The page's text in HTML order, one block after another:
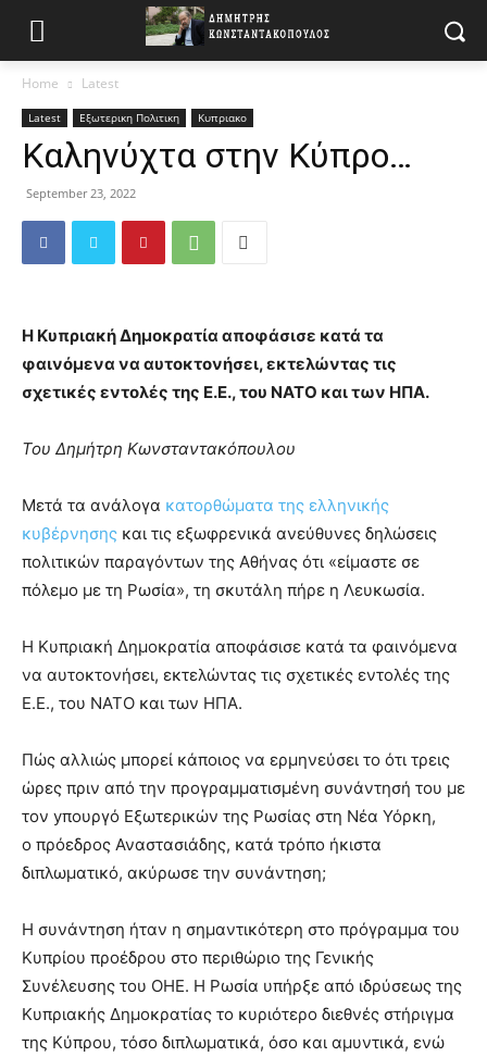
Home Latest
Latest Εξωτερικη Πολιτικη Κυπριακο
Καληνύχτα στην Κύπρο…
September 23, 2022
Η Κυπριακή Δημοκρατία αποφάσισε κατά τα
φαινόμενα να αυτοκτονήσει, εκτελώντας τις
σχετικές εντολές της Ε.Ε., του ΝΑΤΟ και των ΗΠΑ.
Του Δημήτρη Κωνσταντακόπουλου
Μετά τα ανάλογα κατορθώματα της ελληνικής
κυβέρνησης και τις εξωφρενικά ανεύθυνες δηλώσεις
πολιτικών παραγόντων της Αθήνας ότι «είμαστε σε
πόλεμο με τη Ρωσία», τη σκυτάλη πήρε η Λευκωσία.
Η Κυπριακή Δημοκρατία αποφάσισε κατά τα φαινόμενα
να αυτοκτονήσει, εκτελώντας τις σχετικές εντολές της
Ε.Ε., του ΝΑΤΟ και των ΗΠΑ.
Πώς αλλιώς μπορεί κάποιος να ερμηνεύσει το ότι τρεις
ώρες πριν από την προγραμματισμένη συνάντησή του με
τον yπουργό Εξωτερικών της Ρωσίας στη Νέα Υόρκη,
ο πρόεδρος Αναστασιάδης, κατά τρόπο ήκιστα
διπλωματικό, ακύρωσε την συνάντηση;
Η συνάντηση ήταν η σημαντικότερη στο πρόγραμμα του
Κυπρίου προέδρου στο περιθώριο της Γενικής
Συνέλευσης του ΟΗΕ. Η Ρωσία υπήρξε από ιδρύσεως της
Κυπριακής Δημοκρατίας το κυριότερο διεθνές στήριγμα
της Κύπρου, τόσο διπλωματικά, όσο και αμυντικά, ενώ